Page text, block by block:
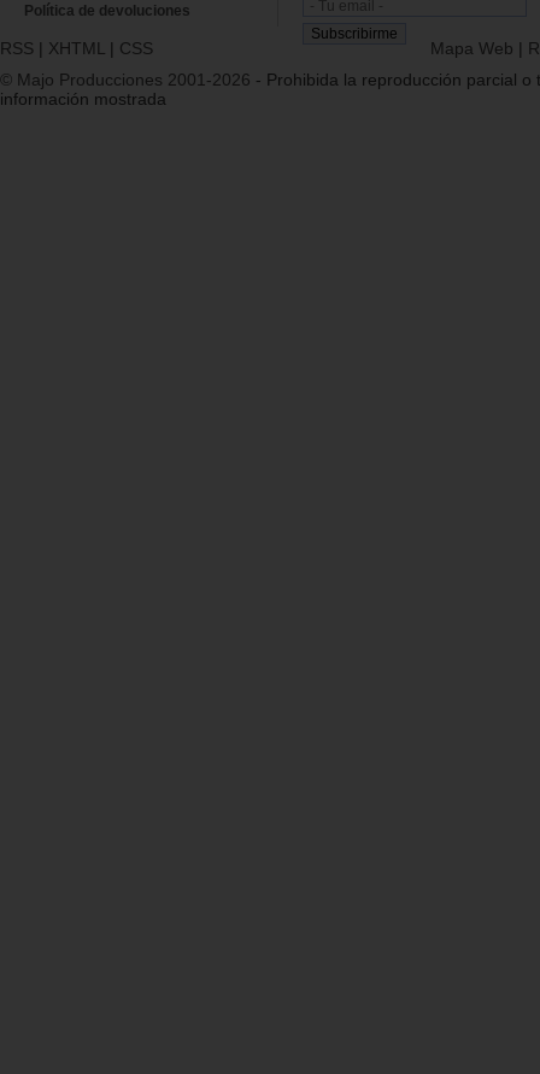
Política de devoluciones
RSS | XHTML | CSS Mapa Web |
© Majo Producciones 2001-2026 - Prohibida la reproducción parcial o
información mostrada